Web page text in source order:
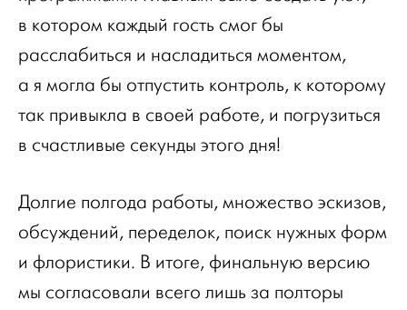
в котором каждый гость смог бы
расслабиться и насладиться моментом,
а я могла бы отпустить контроль, к которому
так привыкла в своей работе, и погрузиться
в счастливые секунды этого дня!
Долгие полгода работы, множество эскизов,
обсуждений, переделок, поиск нужных форм
и флористики. В итоге, финальную версию
мы согласовали всего лишь за полторы